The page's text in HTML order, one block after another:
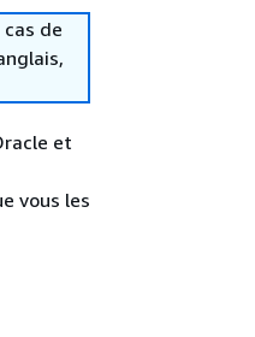
de
et
vous les